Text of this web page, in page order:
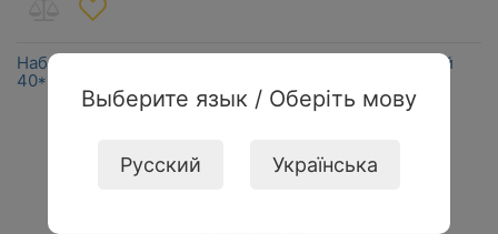
Выберите язык / Оберіть мову
Русский Українська
Набор для росписи по номерам с алмазной мозаикой
40*50см Космический цветок SANTI 954981